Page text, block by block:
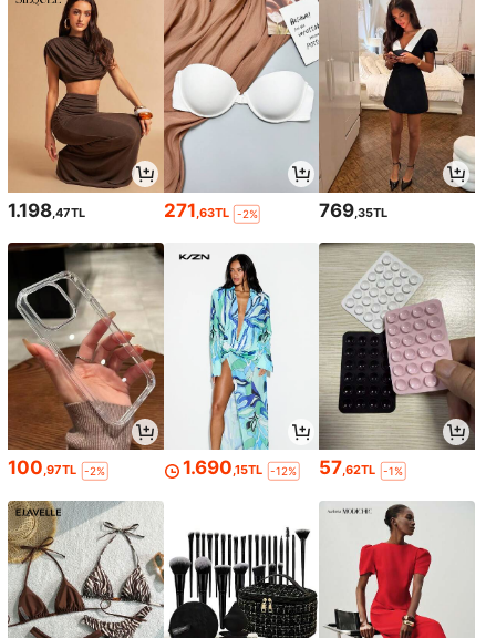
1.198,47TL 271,63TL -2% 769,35TL
100,97TL -2% 1.690,15TL -12% 57,62TL -1%